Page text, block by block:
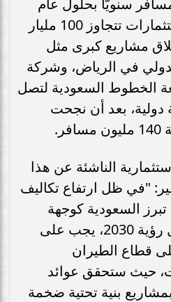
2030، والمدعومة باستثمارات تتجاوز 100 مليار
مشاريع كبرى مثل
في الرياض، وشركة
الخطوط السعودية لتصل
من 250 وجهة دولية، بعد أن نجحت
الناشئة عن هذا
"في ظل ارتفاع تكاليف
تبرز السعودية كوجهة
استثمارية مثالية بفضل رؤية 2030، يجب على
قطاع الطيران
حيث ستحقق عوائد
بنية تحتية ضخمة